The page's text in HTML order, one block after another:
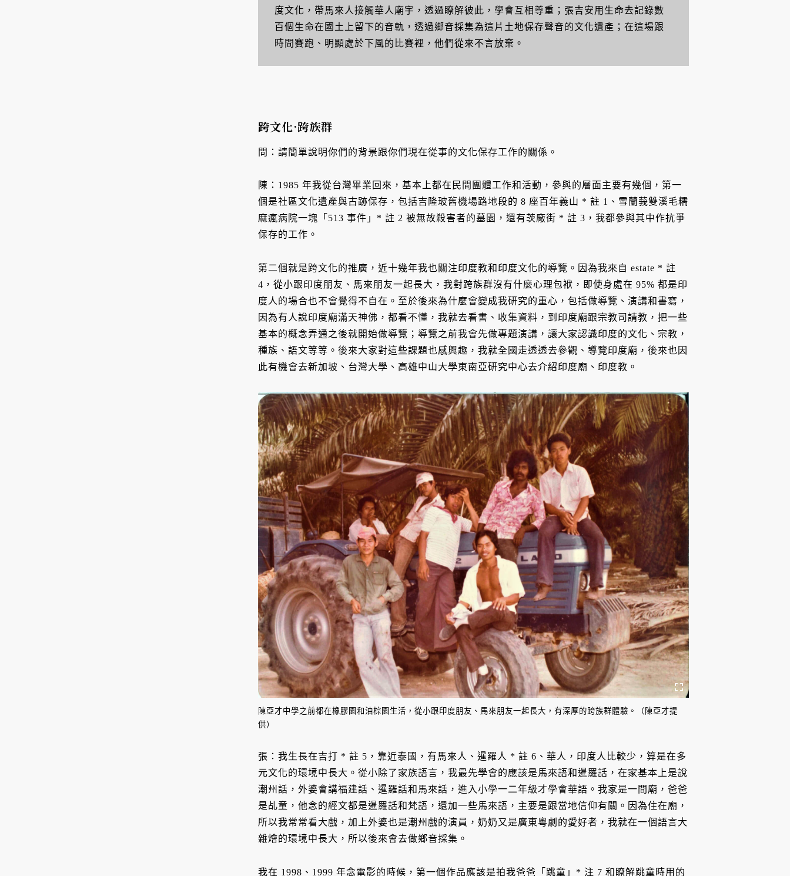
度文化，帶馬來人接觸華人廟宇，透過瞭解彼此，學會互相尊重；張吉安用生命去記錄數
百個生命在國土上留下的音軌，透過鄉音採集為這片土地保存聲音的文化遺產；在這場跟
時間賽跑、明顯處於下風的比賽裡，他們從來不言放棄。
跨文化·跨族群
問：請簡單說明你們的背景跟你們現在從事的文化保存工作的關係。
陳：1985 年我從台灣畢業回來，基本上都在民間團體工作和活動，參與的層面主要有幾個，第一
個是社區文化遺產與古跡保存，包括吉隆玻舊機場路地段的 8 座百年義山 * 註 1、雪蘭莪雙溪毛糯
麻瘋病院一塊「513 事件」* 註 2 被無故殺害者的墓園，還有茨廠街 * 註 3，我都參與其中作抗爭
保存的工作。
第二個就是跨文化的推廣，近十幾年我也關注印度教和印度文化的導覽。因為我來自 estate * 註
4，從小跟印度朋友、馬來朋友一起長大，我對跨族群沒有什麼心理包袱，即使身處在 95% 都是印
度人的場合也不會覺得不自在。至於後來為什麼會變成我研究的重心，包括做導覽、演講和書寫，
因為有人說印度廟滿天神佛，都看不懂，我就去看書、收集資料，到印度廟跟宗教司請教，把一些
基本的概念弄通之後就開始做導覽；導覽之前我會先做專題演講，讓大家認識印度的文化、宗教，
種族、語文等等。後來大家對這些課題也感興趣，我就全國走透透去參觀、導覽印度廟，後來也因
此有機會去新加坡、台灣大學、高雄中山大學東南亞研究中心去介紹印度廟、印度教。
陳亞才中學之前都在橡膠園和油棕園生活，從小跟印度朋友、馬來朋友一起長大，有深厚的跨族群體驗。（陳亞才提
供）
張：我生長在吉打 * 註 5，靠近泰國，有馬來人、暹羅人 * 註 6、華人，印度人比較少，算是在多
元文化的環境中長大。從小除了家族語言，我最先學會的應該是馬來語和暹羅話，在家基本上是說
潮州話，外婆會講福建話、暹羅話和馬來話，進入小學一二年級才學會華語。我家是一間廟，爸爸
是乩童，他念的經文都是暹羅話和梵語，還加一些馬來語，主要是跟當地信仰有關。因為住在廟，
所以我常常看大戲，加上外婆也是潮州戲的演員，奶奶又是廣東粵劇的愛好者，我就在一個語言大
雜燴的環境中長大，所以後來會去做鄉音採集。
我在 1998、1999 年念電影的時候，第一個作品應該是拍我爸爸「跳童」* 注 7 和瞭解跳童時用的